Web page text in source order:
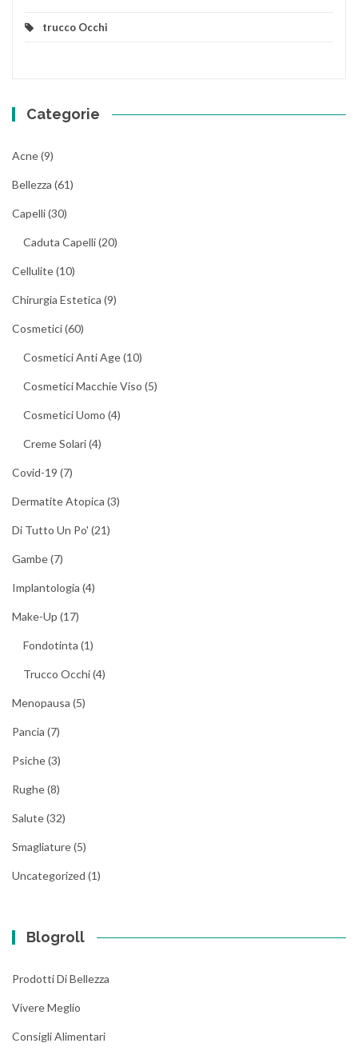
trucco Occhi
Categorie
Acne(9)
Bellezza (61)
Capelli(30)
Caduta Capelli(20)
Cellulite(10)
Chirurgia Estetica (9)
Cosmetici(60)
Cosmetici Anti Age(10)
Cosmetici Macchie Viso (5)
Cosmetici Uomo (4)
Creme Solari(4)
Covid-19 (7)
Dermatite Atopica (3)
Di Tutto Un Po' (21)
Gambe(7)
Implantologia (4)
Make-Up (17)
Fondotinta (1)
Trucco Occhi(4)
Menopausa (5)
Pancia (7)
Psiche(3)
Rughe(8)
Salute(32)
Smagliature(5)
Uncategorized (1)
Blogroll
Prodotti Di Bellezza
Vivere Meglio
Consigli Alimentari